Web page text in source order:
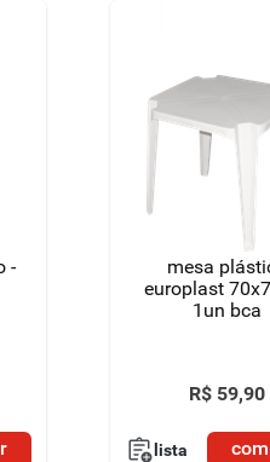
-
mesa
europlast
1un bca
R$ 59,90
lista